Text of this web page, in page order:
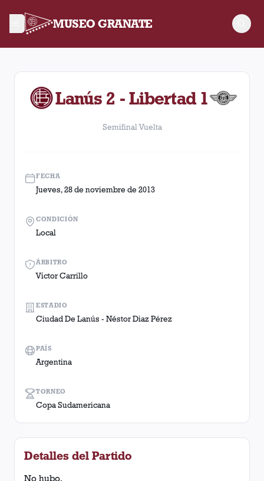
MUSEO GRANATE
Semifinal Vuelta. Partido entre Lanús y Libertad disputado
Lanús 2 - Libertad 1
Semifinal Vuelta
FECHA
Jueves, 28 de noviembre de 2013
ÁRBITRO
Víctor Carrillo
TORNEO
Copa Sudamericana
CONDICIÓN
Local
ESTADIO
Ciudad De Lanús - Néstor Diaz Pérez
PAÍS
Argentina
Detalles del Partido
No hubo.